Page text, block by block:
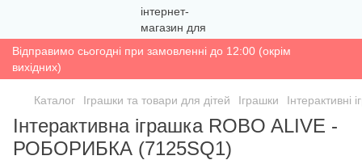
Відправимо сьогодні при замовленні до 12:00 (окрім
вихідних)
Каталог Іграшки та товари для дітей Іграшки Інтерактивні
Інтерактивна іграшка ROBO ALIVE -
РОБОРИБКА (7125SQ1)